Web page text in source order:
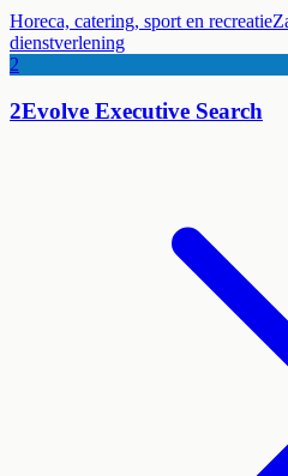
Horeca, catering, sport en recreatie
dienstverlening
2
2Evolve Executive Search